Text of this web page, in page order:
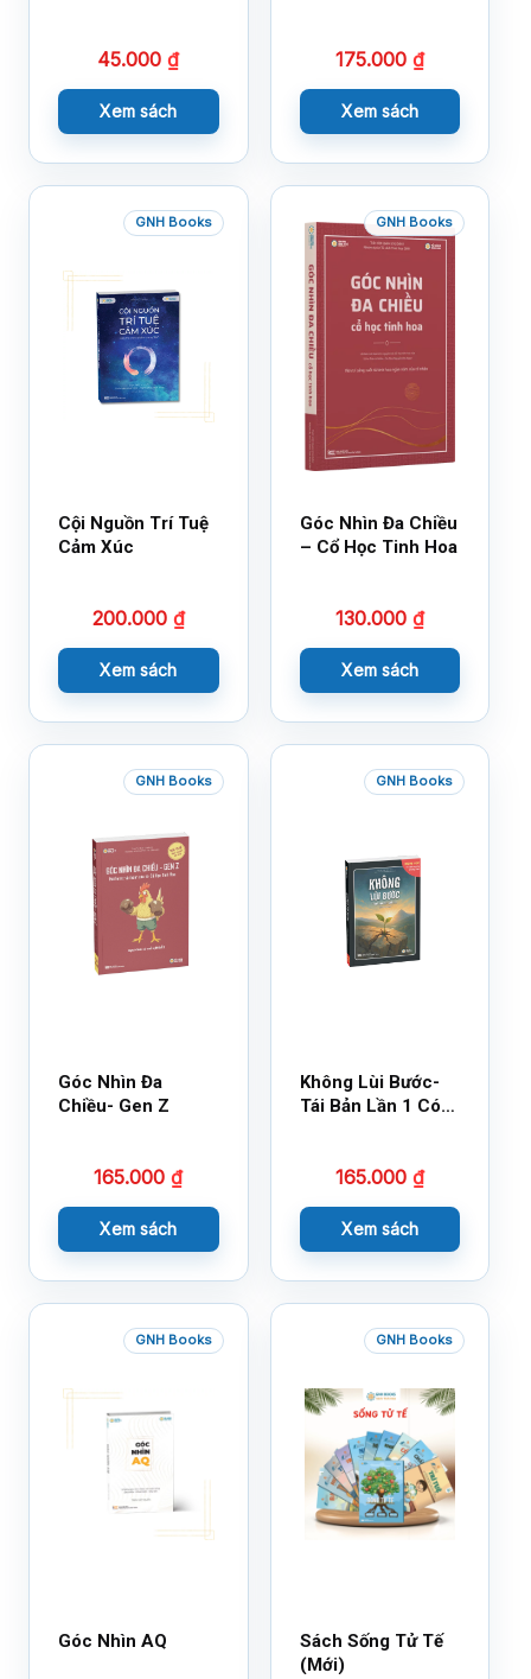
45.000₫
Xem sách
175.000 ₫
Xem sách
GNH Books
Cội Nguồn Trí Tuệ
Cảm Xúc
200.000 ₫
Xem sách
GNH Books
Góc Nhìn Đa Chiều
– Cổ Học Tinh Hoa
130.000 ₫
Xem sách
GNH Books
Góc Nhìn Đa
Chiều- Gen Z
165.000₫
Xem sách
GNH Books
Không Lùi Bước-
Tái Bản Lần 1 Có
165.000 ₫
Xem sách
GNH Books
Góc Nhìn AQ
GNH Books
Sách Sống Tử Tế
(Mới)